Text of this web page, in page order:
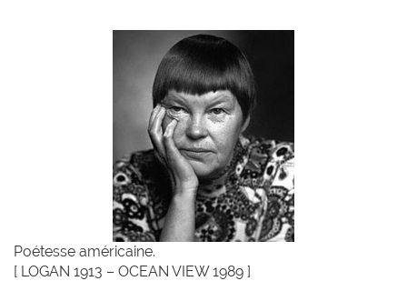
Poétesse américaine.
[ LOGAN 1913 – OCEAN VIEW 1989 ]